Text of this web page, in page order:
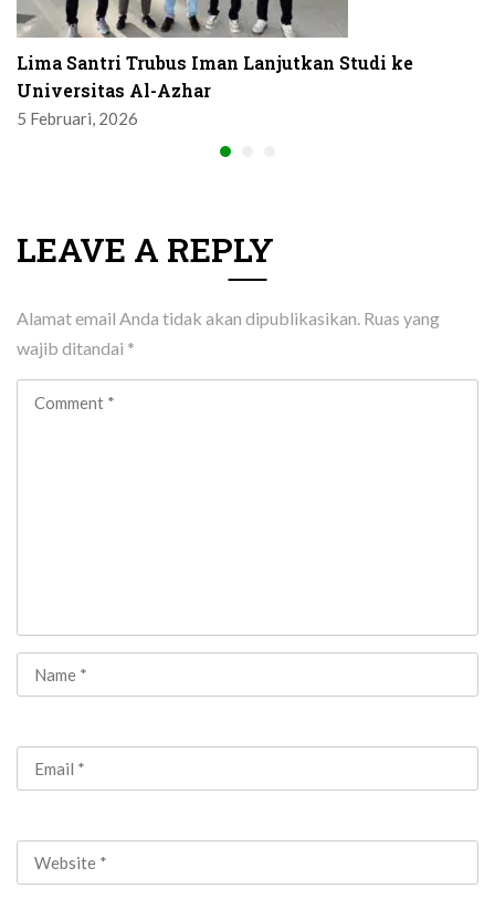
Lima Santri Trubus Iman Lanjutkan Studi ke
Universitas Al-Azhar
5 Februari, 2026
LEAVE A REPLY
Alamat email Anda tidak akan dipublikasikan. Ruas yang
wajib ditandai *